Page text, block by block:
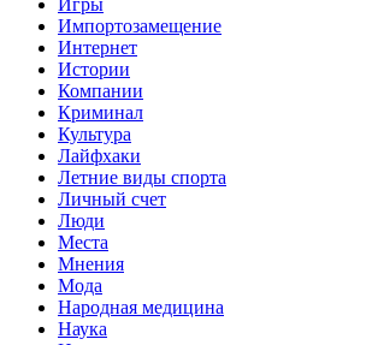
Импортозамещение
Интернет
Истории
Компании
Криминал
Культура
Лайфхаки
Летние виды спорта
Личный счет
Люди
Места
Мнения
Мода
Народная медицина
Наука